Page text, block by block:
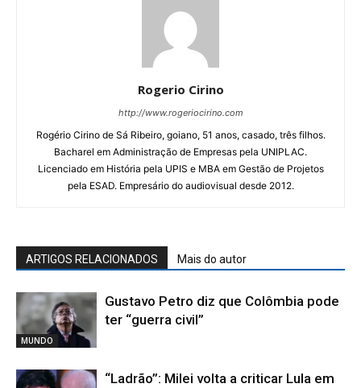
Rogerio Cirino
http://www.rogeriocirino.com
Rogério Cirino de Sá Ribeiro, goiano, 51 anos, casado, três filhos.
Bacharel em Administração de Empresas pela UNIPLAC.
Licenciado em História pela UPIS e MBA em Gestão de Projetos
pela ESAD. Empresário do audiovisual desde 2012.
ARTIGOS RELACIONADOS Mais do autor
MUNDO
Gustavo Petro diz que Colômbia pode
ter “guerra civil”
“Ladrão”: Milei volta a criticar Lula em